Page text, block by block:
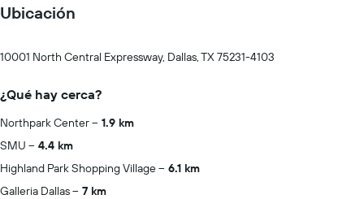
Ubicación
10001 North Central Expressway, Dallas, TX 75231-4103
¿Qué hay cerca?
Northpark Center
1.9 km
SMU
4.4 km
Highland Park Shopping Village
6.1 km
Galleria Dallas
7 km